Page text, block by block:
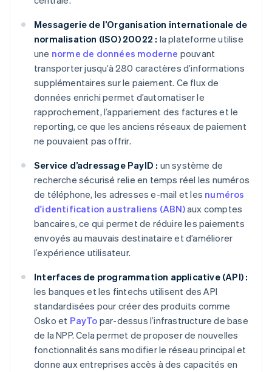
Messagerie de l’Organisation internationale de
normalisation (ISO) 20022 : la plateforme utilise
une norme de données moderne pouvant
transporter jusqu’à 280 caractères d’informations
supplémentaires sur le paiement. Ce flux de
données enrichi permet d’automatiser le
rapprochement, l’appariement des factures et le
reporting, ce que les anciens réseaux de paiement
ne pouvaient pas offrir.
Service d’adressage PayID : un système de
recherche sécurisé relie en temps réel les numéros
de téléphone, les adresses e-mail et les numéros
d'identification australiens (ABN)aux comptes
bancaires, ce qui permet de réduire les paiements
envoyés au mauvais destinataire et d’améliorer
l’expérience utilisateur.
Interfaces de programmation applicative (API) :
les banques et les fintechs utilisent des API
standardisées pour créer des produits comme
Osko et PayTo par-dessus l’infrastructure de base
de la NPP. Cela permet de proposer de nouvelles
fonctionnalités sans modifier le réseau principal et
donne aux entreprises accès à des capacités en